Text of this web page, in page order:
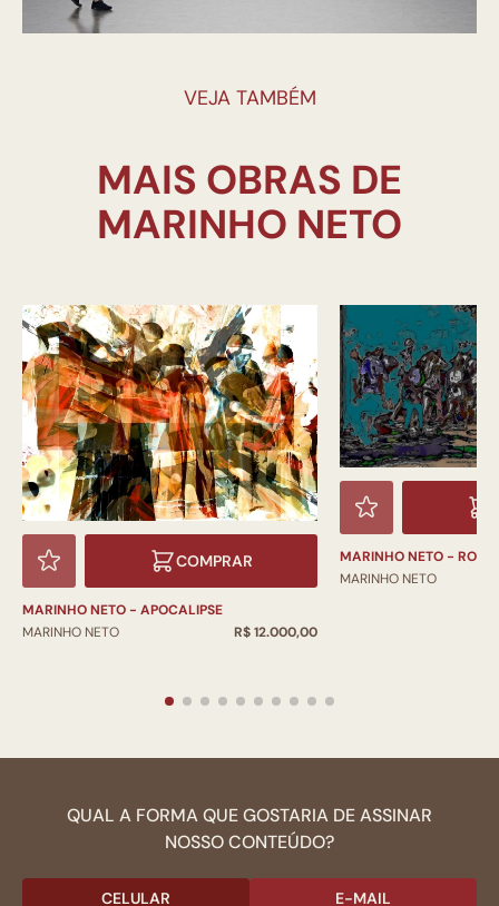
VEJA TAMBÉM
MAIS OBRAS DE
COMPRAR
MARINHO NETO - APOCALIPSE
MARINHO NETO
R$ 12.000,00
MARINHO NETO - ROMA
MARINHO NETO
QUAL A FORMA QUE GOSTARIA DE ASSINAR
NOSSO CONTEÚDO?
CELULAR E-MAIL